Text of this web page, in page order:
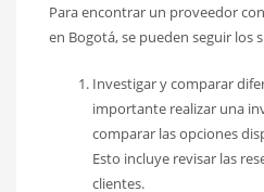
Para encontrar un proveedor
en Bogotá, se pueden seguir los
Investigar y comparar
importante realizar una
comparar las opciones
Esto incluye revisar las
clientes.